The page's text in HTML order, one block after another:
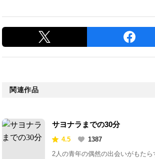
関連作品
サヨナラまでの30分
4.5
1387
2人の青年の偶然の出会いがもたら